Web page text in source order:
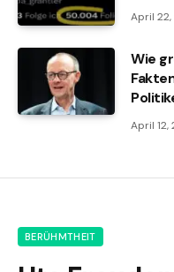
April
Wie
April 12,
BERÜHMTHEIT